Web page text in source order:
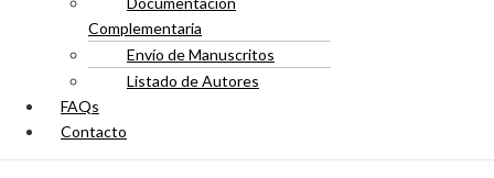
Complementaria
Envío de Manuscritos
Listado de Autores
FAQs
Contacto